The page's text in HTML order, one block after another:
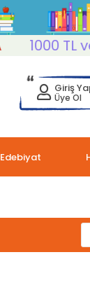
1000 TL ve
Giriş
Üye Ol
Edebiyat